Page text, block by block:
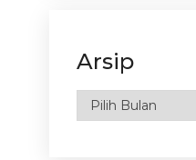
Arsip
Arsip